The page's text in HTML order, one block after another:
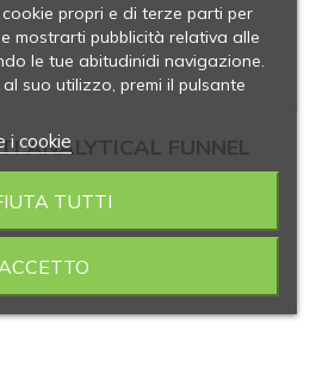
ANALYTICAL FUNNEL
propri e di terze parti per
mostrarti pubblicità relativa alle
le tue abitudinidi navigazione.
suo utilizzo, premi il pulsante
i cookie
TUTTI
ACCETTO